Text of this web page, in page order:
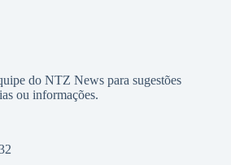
do NTZ News para sugestões
ou informações.